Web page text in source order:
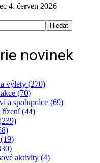
4. červen 2026
Hledat
novinek
výlety (270)
(70)
a spolupráce (69)
(44)
aktivity (4)